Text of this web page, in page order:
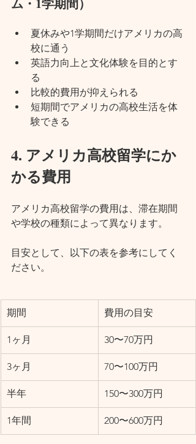
ム・1学期間）
夏休みや1学期間だけアメリカの高
校に通う
英語力向上と文化体験を目的とす
る
比較的費用が抑えられる
短期間でアメリカの高校生活を体
験できる
4. アメリカ高校留学にか
かる費用
アメリカ高校留学の費用は、滞在期間
や学校の種類によって異なります。
目安として、以下の表を参考にしてく
ださい。
期間 費用の目安
1ヶ月 30〜70万円
3ヶ月 70〜100万円
半年 150〜300万円
1年間 200〜600万円